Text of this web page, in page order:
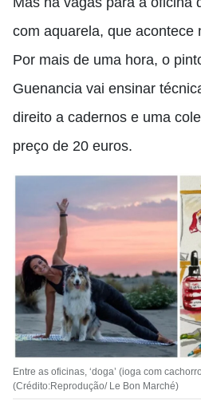
com aquarela, que acontece
Por mais de uma hora, o
Guenancia vai ensinar
direito a cadernos e uma
preço de 20 euros.
Entre as oficinas, ‘doga’ (ioga com
(Crédito:Reprodução/ Le Bon Marché)